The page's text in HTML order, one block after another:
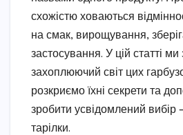
схожістю ховаються
на смак, вирощування,
застосування. У цій статті
захоплюючий світ цих
розкриємо їхні секрети та
зробити усвідомлений вибір
тарілки.